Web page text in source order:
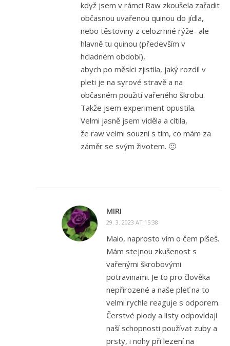
když jsem v rámci Raw zkoušela zařadit
občasnou uvařenou quinou do jídla,
nebo těstoviny z celozrnné rýže- ale
hlavně tu quinou (především v
hcladném období),
abych po měsíci zjistila, jaký rozdíl v
pleti je na syrové stravě a na
občasném použití vařeného škrobu.
Takže jsem experiment opustila.
Velmi jasně jsem viděla a cítila,
že raw velmi souzní s tím, co mám za
záměr se svým životem. 🙂
MIRI
29. 3. 2023 AT 15:38
Maio, naprosto vím o čem píšeš.
Mám stejnou zkušenost s
vařenými škrobovými
potravinami. Je to pro člověka
nepřirozené a naše pleť na to
velmi rychle reaguje s odporem.
Čerstvé plody a listy odpovídají
naší schopnosti používat zuby a
prsty, i nohy při lezení na